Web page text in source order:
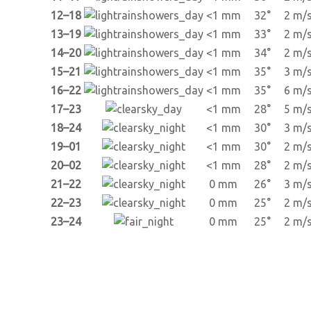
12–18
<1 mm 32°
2 m/s
13–19
<1 mm 33°
2 m/s
14–20
<1 mm 34°
2 m/s
15–21
<1 mm 35°
3 m/s
16–22
<1 mm 35°
6 m/s
17–23
<1 mm 28°
5 m/s
18–24
<1 mm 30°
3 m/s
19–01
<1 mm 30°
2 m/s
20–02
<1 mm 28°
2 m/s
21–22
0 mm 26°
3 m/s
22–23
0 mm 25°
2 m/s
23–24
0 mm 25° 2 m/s